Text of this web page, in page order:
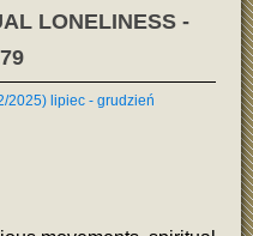
LONELINESS -
2025) lipiec - grudzień